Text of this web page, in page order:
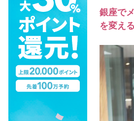
銀座で
を変える